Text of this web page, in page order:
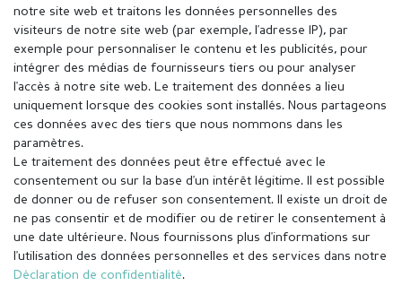
Mentions légales Déclaration de confidentialité
notre site web et traitons les données personnelles des
visiteurs de notre site web (par exemple, l'adresse IP), par
exemple pour personnaliser le contenu et les publicités, pour
intégrer des médias de fournisseurs tiers ou pour analyser
l'accès à notre site web. Le traitement des données a lieu
uniquement lorsque des cookies sont installés. Nous partageons
ces données avec des tiers que nous nommons dans les
paramètres.
Le traitement des données peut être effectué avec le
consentement ou sur la base d'un intérêt légitime. Il est possible
de donner ou de refuser son consentement. Il existe un droit de
ne pas consentir et de modifier ou de retirer le consentement à
une date ultérieure. Nous fournissons plus d'informations sur
l'utilisation des données personnelles et des services dans notre
Déclaration de confidentialité.